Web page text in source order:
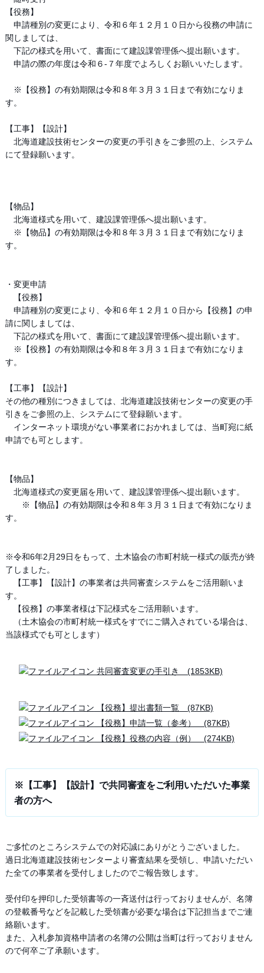
【役務】
申請種別の変更により、令和６年１２月１０日から役務の申請に
関しましては、
下記の様式を用いて、書面にて建設課管理係へ提出願います。
申請の際の年度は令和６‐７年度でよろしくお願いいたします。
※【役務】の有効期限は令和８年３月３１日まで有効になりま
す。
【工事】【設計】
北海道建設技術センターの変更の手引きをご参照の上、システム
にて登録願います。
【物品】
北海道様式を用いて、建設課管理係へ提出願います。
※【物品】の有効期限は令和８年３月３１日まで有効になりま
す。
・変更申請
【役務】
申請種別の変更により、令和６年１２月１０日から【役務】の申
請に関しましては、
下記の様式を用いて、書面にて建設課管理係へ提出願います。
※【役務】の有効期限は令和８年３月３１日まで有効になりま
す。
【工事】【設計】
その他の種別につきましては、北海道建設技術センターの変更の手
引きをご参照の上、システムにて登録願います。
インターネット環境がない事業者におかれましては、当町宛に紙
申請でも可とします。
【物品】
北海道様式の変更届を用いて、建設課管理係へ提出願います。
※【物品】の有効期限は令和８年３月３１日まで有効になりま
す。
※令和6年2月29日をもって、土木協会の市町村統一様式の販売が終
了しました。
【工事】【設計】の事業者は共同審査システムをご活用願いま
す。
【役務】の事業者様は下記様式をご活用願います。
（土木協会の市町村統一様式をすでにご購入されている場合は、
当該様式でも可とします）
共同審査変更の手引き (1853KB)
【役務】提出書類一覧 (87KB)
【役務】申請一覧（参考） (87KB)
【役務】役務の内容（例） (274KB)
※【工事】【設計】で共同審査をご利用いただいた事業
者の方へ
ご多忙のところシステムでの対応誠にありがとうございました。
過日北海道建設技術センターより審査結果を受領し、申請いただい
た全ての事業者を受付しましたのでご報告致します。
受付印を押印した受領書等の一斉送付は行っておりませんが、名簿
の登載番号などを記載した受領書が必要な場合は下記担当までご連
絡願います。
また、入札参加資格申請者の名簿の公開は当町は行っておりません
ので何卒ご了承願います。